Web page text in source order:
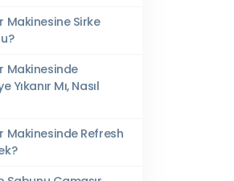
Makinesine Sirke
Makinesinde
Yıkanır Mı, Nasıl
Makinesinde Refresh